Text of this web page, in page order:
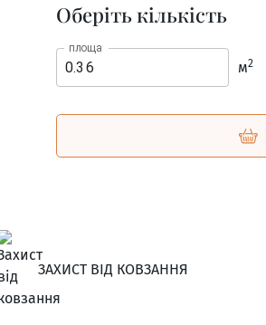
Оберіть кількість
площа
м2
ЗАХИСТ ВІД КОВЗАННЯ